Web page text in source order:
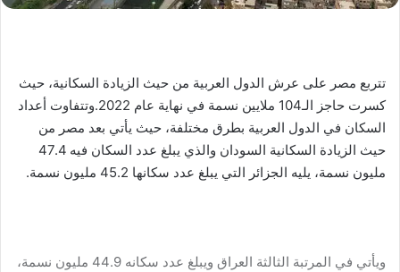
تتربع مصر على عرش الدول العربية من حيث الزيادة السكانية، حيث
كسرت حاجز الـ104 ملايين نسمة في نهاية عام 2022.وتتفاوت أعداد
السكان في الدول العربية بطرق مختلفة، حيث يأتي بعد مصر من
حيث الزيادة السكانية السودان والذي يبلغ عدد السكان فيه 47.4
مليون نسمة، يليه الجزائر التي يبلغ عدد سكانها 45.2 مليون نسمة.
ويأتي في المرتبة الثالثة العراق ويبلغ عدد سكانه 44.9 مليون نسمة،